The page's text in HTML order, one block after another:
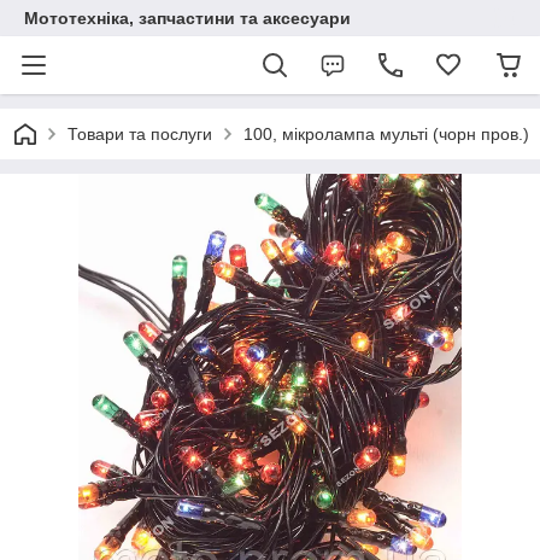
Мототехніка, запчастини та аксесуари
Товари та послуги 100, мікролампа мульті (чорн пров.)